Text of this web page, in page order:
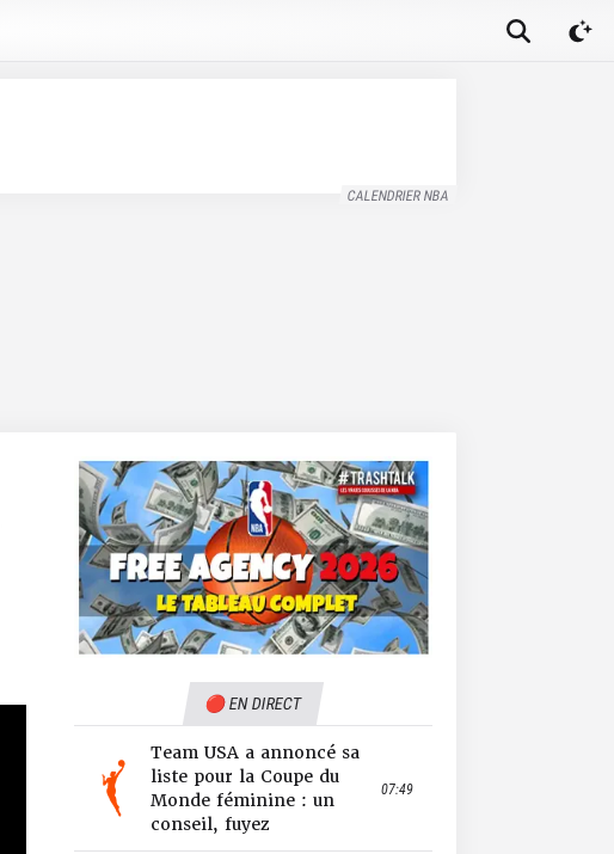
CALENDRIER NBA
🔴 EN DIRECT
Team USA a annoncé sa
liste pour la Coupe du
Monde féminine : un
conseil, fuyez
07:49